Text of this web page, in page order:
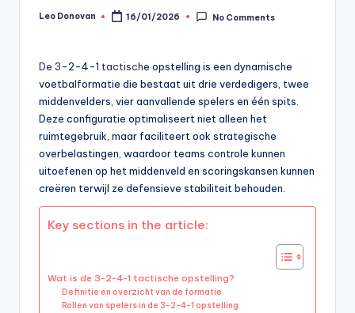
Posted
Leo Donovan 16/01/2026 No Comments
De 3-2-4-1 tactische opstelling is een dynamische
voetbalformatie die bestaat uit drie verdedigers, twee
middenvelders, vier aanvallende spelers en één spits.
Deze configuratie optimaliseert niet alleen het
ruimtegebruik, maar faciliteert ook strategische
overbelastingen, waardoor teams controle kunnen
uitoefenen op het middenveld en scoringskansen kunnen
creëren terwijl ze defensieve stabiliteit behouden.
Key sections in the article:
Wat is de 3-2-4-1 tactische opstelling?
Definitie en overzicht van de formatie
Rollen van spelers in de 3-2-4-1 opstelling